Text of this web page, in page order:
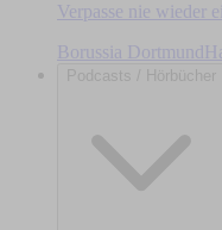
Verpasse nie wieder
Borussia Dortmund
Podcasts / Hörbücher